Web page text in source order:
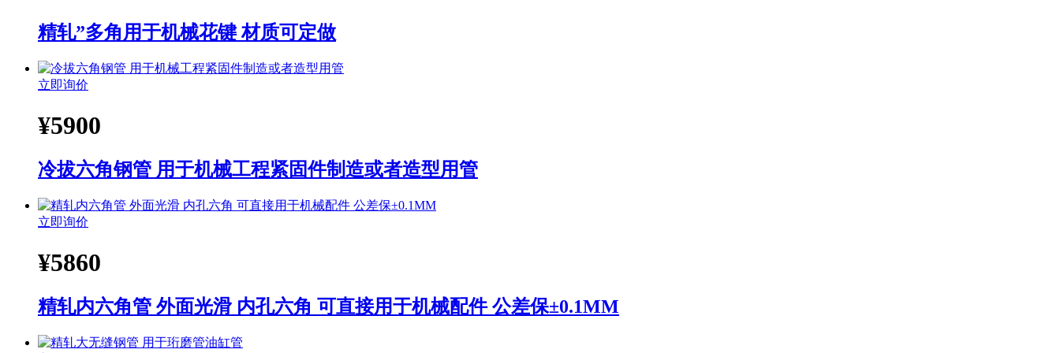
精轧”多角用于机械花键 材质可定做
立即询价
¥5900
冷拔六角钢管 用于机械工程紧固件制造或者造型用管
立即询价
¥5860
精轧内六角管 外面光滑 内孔六角 可直接用于机械配件 公差保±0.1MM